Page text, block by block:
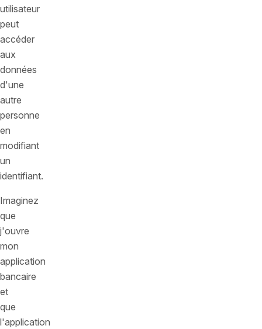
utilisateur
peut
accéder
aux
données
d'une
autre
personne
en
modifiant
un
identifiant.
Imaginez
que
j'ouvre
mon
application
bancaire
et
que
l'application